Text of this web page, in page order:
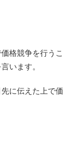
格競争を行うこ
います。
先に伝えた上で価